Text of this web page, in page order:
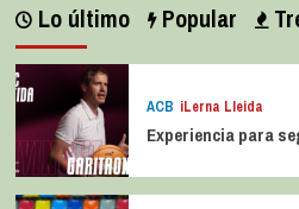
Lo último Popular
ACB iLerna Lleida
Experiencia para